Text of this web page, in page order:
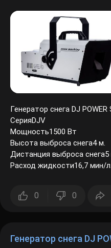
Генератор снега DJ POWER
СерияDJV
Мощность1500 Вт
Высота выброса снега4 м.
Дистанция выброса снега5
Расход жидкости16,7 мин/л.
0 0
Генератор снега DJ